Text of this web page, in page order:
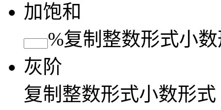
加饱和
%复制 整数形式小
灰阶
复制 整数形式小数形式